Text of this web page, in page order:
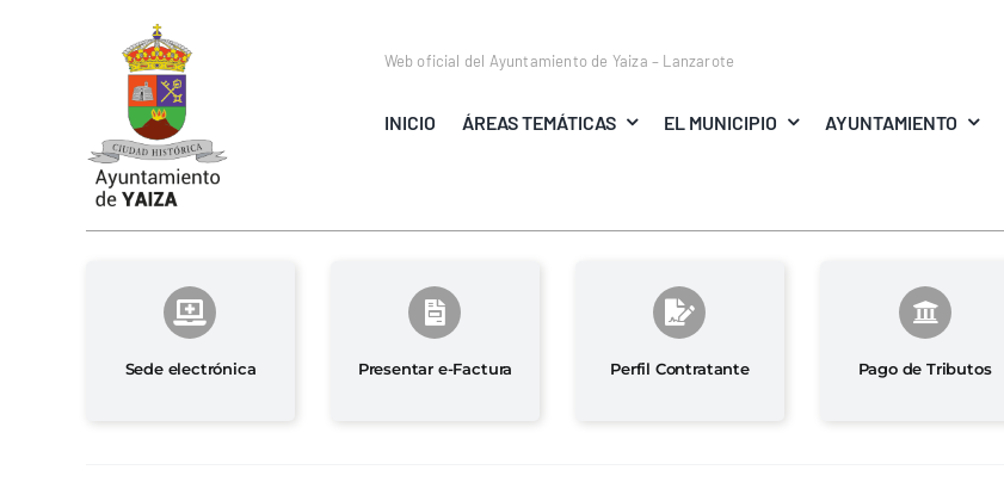
Web oficial del Ayuntamiento de Yaiza – Lanzarote
INICIO ÁREAS TEMÁTICAS EL MUNICIPIO AYUNTAMIENTO
Sede electrónica Presentar e-Factura Perfil Contratante Pago de Tributos